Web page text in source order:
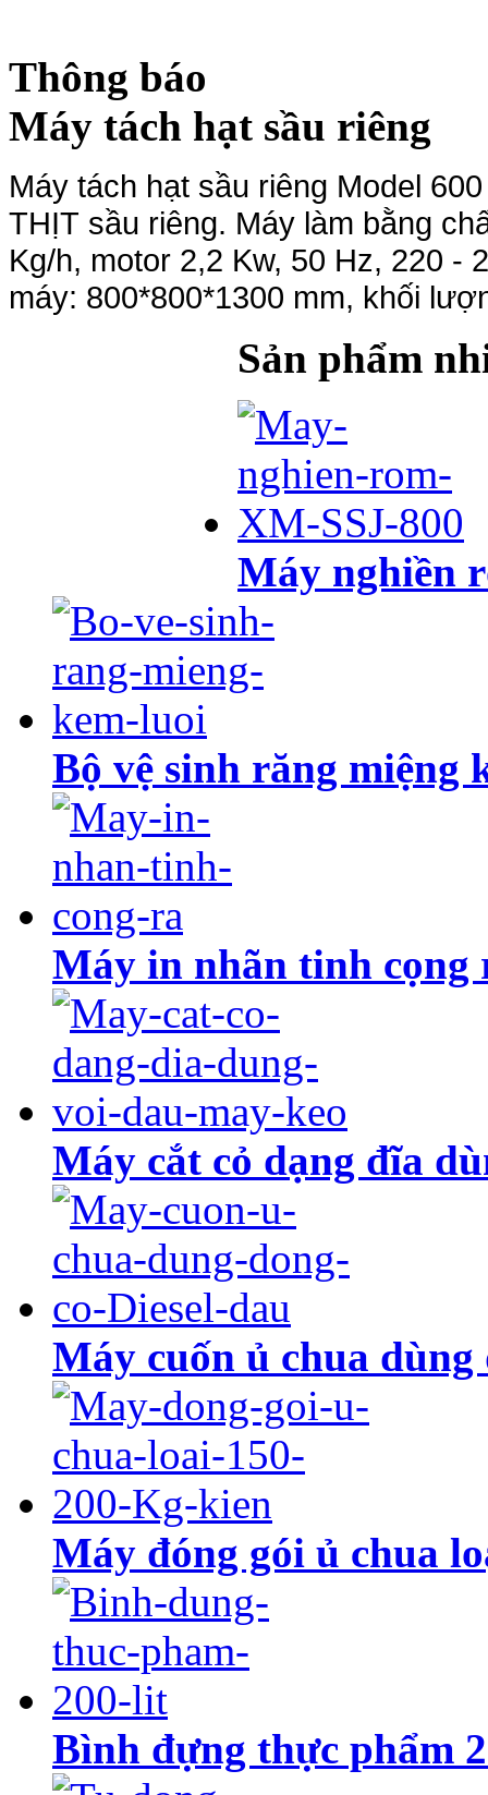
Thông báo
Máy tách hạt sầu riêng
Máy tách hạt sầu riêng Model
THỊT sầu riêng. Máy làm bằng
Kg/h, motor 2,2 Kw, 50 Hz, 220 -
máy: 800*800*1300 mm, khối
Sản phẩm
Máy nghiền
Bộ vệ sinh răng miệng
Máy in nhãn tinh cọng
Máy cắt cỏ dạng đĩa
Máy cuốn ủ chua dùng
Máy đóng gói ủ chua
Bình đựng thực phẩm